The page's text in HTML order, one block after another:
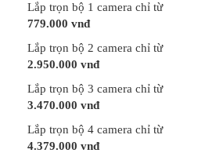
Lắp trọn bộ 1 camera chỉ từ
779.000 vnđ
Lắp trọn bộ 2 camera chỉ từ
2.950.000 vnđ
Lắp trọn bộ 3 camera chỉ từ
3.470.000 vnđ
Lắp trọn bộ 4 camera chỉ từ
4.379.000 vnđ